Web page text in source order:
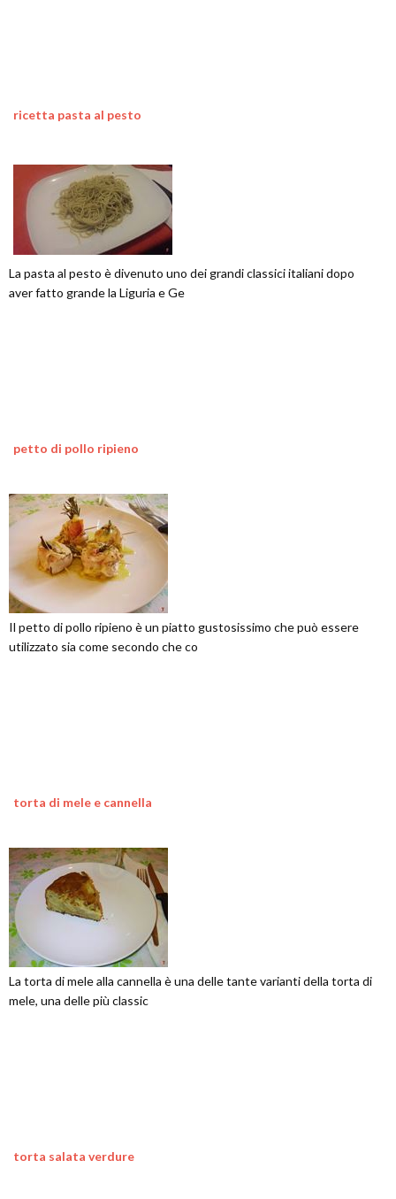
ricetta pasta al pesto
La pasta al pesto è divenuto uno dei grandi classici italiani dopo
aver fatto grande la Liguria e Ge
petto di pollo ripieno
Il petto di pollo ripieno è un piatto gustosissimo che può essere
utilizzato sia come secondo che co
torta di mele e cannella
La torta di mele alla cannella è una delle tante varianti della torta di
mele, una delle più classic
torta salata verdure